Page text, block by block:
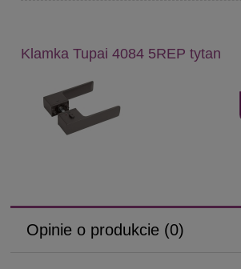
Klamka Tupai 4084 5REP tytan
Opinie o produkcie (0)